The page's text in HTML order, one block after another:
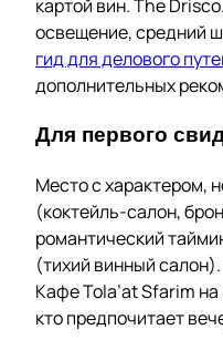
картой вин. The
освещение, средний
гид для делового
дополнительных
Для первого
Место с характером,
(коктейль-салон,
романтический
(тихий винный
Кафе Tola’at Sfarim
кто предпочитает